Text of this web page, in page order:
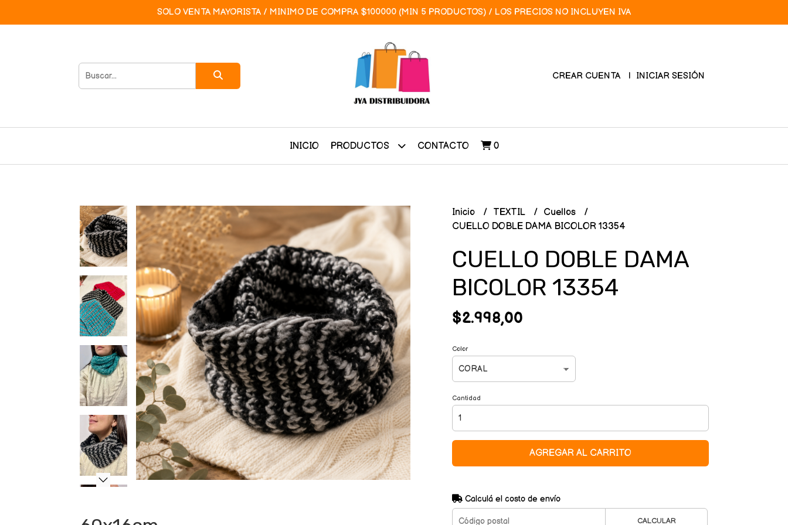
SOLO VENTA MAYORISTA / MINIMO DE COMPRA $100000 (MIN 5 PRODUCTOS) / LOS PRECIOS NO INCLUYEN IVA
CREAR CUENTA INICIAR SESIÓN
INICIO PRODUCTOS CONTACTO 0
Inicio TEXTIL
Cuellos
CUELLO DOBLE DAMA BICOLOR 13354
CUELLO DOBLE DAMA
BICOLOR 13354
$2.998,00
Color
Cantidad
AGREGAR AL CARRITO
Calculá el costo de envío
CALCULAR